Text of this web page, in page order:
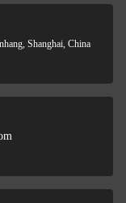
Shanghai, China